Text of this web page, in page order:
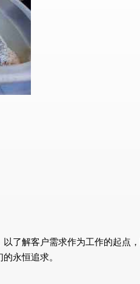
了解客户需求作为工作的起点
永恒追求。